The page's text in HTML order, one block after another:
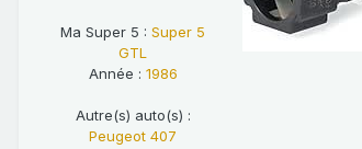
Ma Super 5 : Super 5
GTL
Année : 1986
Autre(s) auto(s) :
Peugeot 407